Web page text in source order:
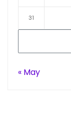
31
« May